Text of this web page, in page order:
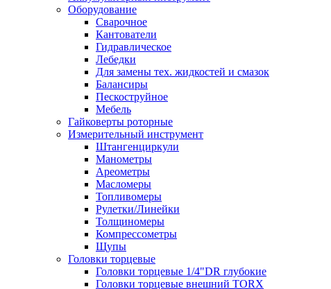
Оборудование
Сварочное
Кантователи
Гидравлическое
Лебедки
Для замены тех. жидкостей и смазок
Балансиры
Пескоструйное
Мебель
Гайковерты роторные
Измерительный инструмент
Штангенциркули
Манометры
Ареометры
Масломеры
Топливомеры
Рулетки/Линейки
Толщиномеры
Компрессометры
Щупы
Головки торцевые
Головки торцевые 1/4"DR глубокие
Головки торцевые внешний TORX